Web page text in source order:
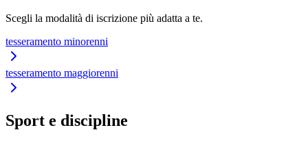
Scegli la modalità di iscrizione più adatta a te.
tesseramento minorenni
tesseramento maggiorenni
Sport e discipline